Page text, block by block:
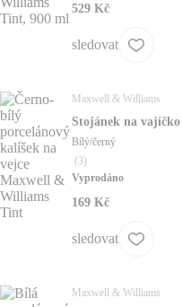
529 Kč
sledovat
Maxwell & Williams
Stojánek na vajíčko
Bílý/černý
(3)
Vyprodáno
169 Kč
sledovat
Maxwell & Williams